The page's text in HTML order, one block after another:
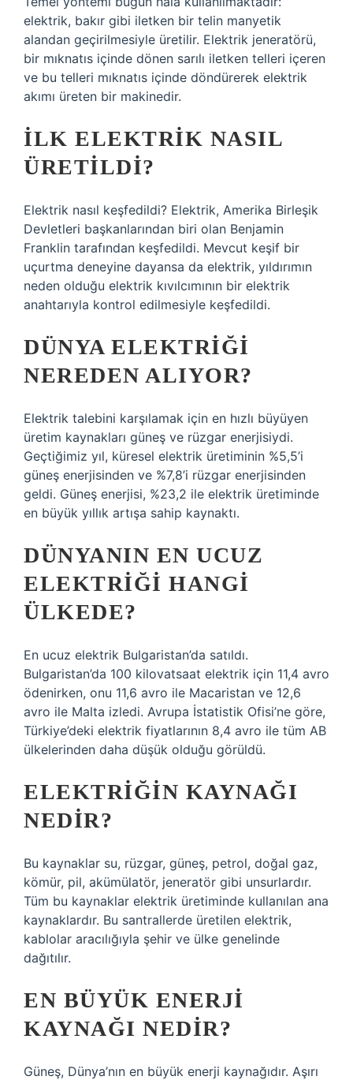
elektrik, bakır gibi iletken bir telin manyetik
alandan geçirilmesiyle üretilir. Elektrik jeneratörü,
bir mıknatıs içinde dönen sarılı iletken telleri içeren
ve bu telleri mıknatıs içinde döndürerek elektrik
akımı üreten bir makinedir.
İLK ELEKTRIK NASIL
ÜRETILDI?
Elektrik nasıl keşfedildi? Elektrik, Amerika Birleşik
Devletleri başkanlarından biri olan Benjamin
Franklin tarafından keşfedildi. Mevcut keşif bir
uçurtma deneyine dayansa da elektrik, yıldırımın
neden olduğu elektrik kıvılcımının bir elektrik
anahtarıyla kontrol edilmesiyle keşfedildi.
DÜNYA ELEKTRIĞI
NEREDEN ALIYOR?
Elektrik talebini karşılamak için en hızlı büyüyen
üretim kaynakları güneş ve rüzgar enerjisiydi.
Geçtiğimiz yıl, küresel elektrik üretiminin %5,5’i
güneş enerjisinden ve %7,8’i rüzgar enerjisinden
geldi. Güneş enerjisi, %23,2 ile elektrik üretiminde
en büyük yıllık artışa sahip kaynaktı.
DÜNYANIN EN UCUZ
ELEKTRIĞI HANGI
ÜLKEDE?
En ucuz elektrik Bulgaristan’da satıldı.
Bulgaristan’da 100 kilovatsaat elektrik için 11,4 avro
ödenirken, onu 11,6 avro ile Macaristan ve 12,6
avro ile Malta izledi. Avrupa İstatistik Ofisi’ne göre,
Türkiye’deki elektrik fiyatlarının 8,4 avro ile tüm AB
ülkelerinden daha düşük olduğu görüldü.
ELEKTRIĞIN KAYNAĞI
NEDIR?
Bu kaynaklar su, rüzgar, güneş, petrol, doğal gaz,
kömür, pil, akümülatör, jeneratör gibi unsurlardır.
Tüm bu kaynaklar elektrik üretiminde kullanılan ana
kaynaklardır. Bu santrallerde üretilen elektrik,
kablolar aracılığıyla şehir ve ülke genelinde
dağıtılır.
EN BÜYÜK ENERJI
KAYNAĞI NEDIR?
Güneş, Dünya’nın en büyük enerji kaynağıdır. Aşırı